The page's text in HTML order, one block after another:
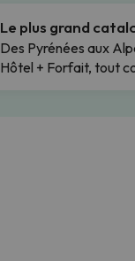
Le plus grand
Des Pyrénées aux
Hôtel + Forfait, tout